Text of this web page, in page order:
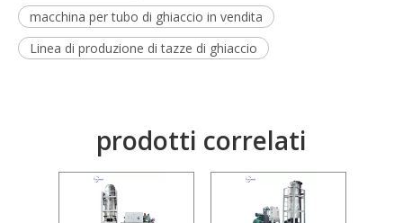
macchina per tubo di ghiaccio in vendita
Linea di produzione di tazze di ghiaccio
prodotti correlati